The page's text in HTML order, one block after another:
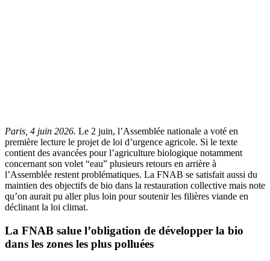
Paris, 4 juin 2026. Le 2 juin, l’Assemblée nationale a voté en
première lecture le projet de loi d’urgence agricole. Si le texte
contient des avancées pour l’agriculture biologique notamment
concernant son volet “eau” plusieurs retours en arrière à
l’Assemblée restent problématiques. La FNAB se satisfait aussi du
maintien des objectifs de bio dans la restauration collective mais note
qu’on aurait pu aller plus loin pour soutenir les filières viande en
déclinant la loi climat.
La FNAB salue l’obligation de développer la bio
dans les zones les plus polluées